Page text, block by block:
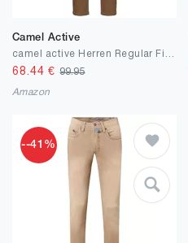
Camel Active
68.44 €99.95
Amazon
--41%